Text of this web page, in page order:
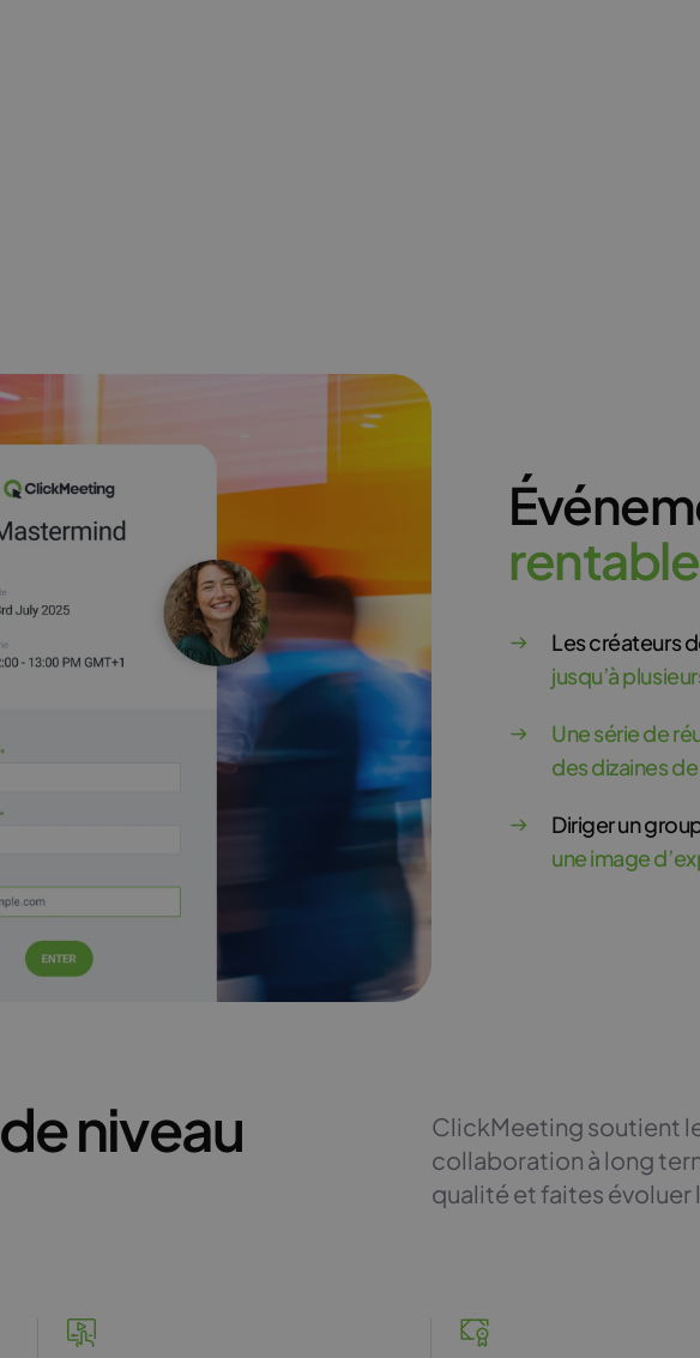
rentable
Les créateurs
jusqu’à
Une série de
des dizaines
Diriger un
une image
de niveau
ClickMeeting soutient
collaboration à long
qualité et faites évoluer